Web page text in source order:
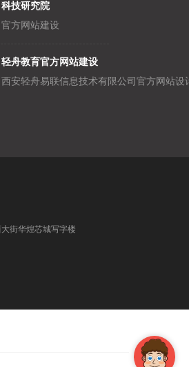
科技研究院
官方网站建设
轻舟教育官方网站建设
街华煌芯城写字楼